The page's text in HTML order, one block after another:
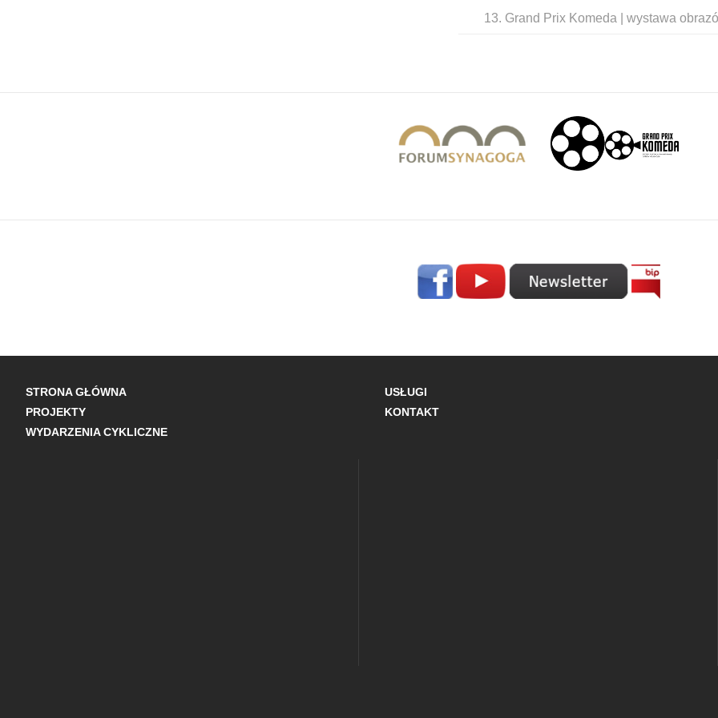
13. Grand Prix Komeda | wystawa
STRONA GŁÓWNA
PROJEKTY
WYDARZENIA CYKLICZNE
USŁUGI
KONTAKT